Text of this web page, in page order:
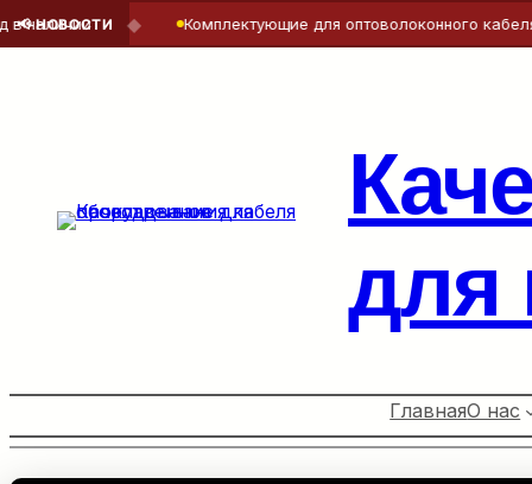
для
ГлавнаяО нас
📢 НОВОСТИ
◆ Комплектующие для оптоволоконного кабеля —